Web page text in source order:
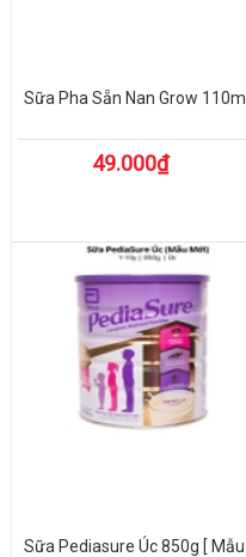
Sữa Pha Sẵn Nan Grow 110ml
49.000₫
Sữa Pediasure Úc 850g [ Mẫu